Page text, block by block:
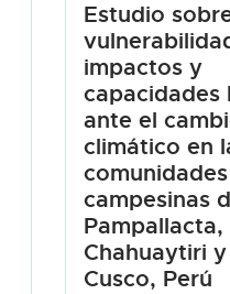
Estudio
impactos y
capacidades
ante el
climático en
comunidades
campesinas
Pampallacta,
Chahuaytiri
Cusco, Perú